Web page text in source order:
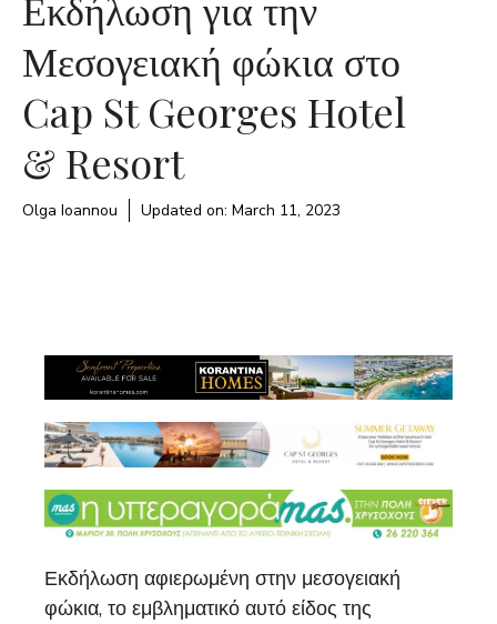
Μεσογειακή φώκια στο
Cap St Georges Hotel
& Resort
Olga Ioannou Updated on: March 11, 2023
Εκδήλωση αφιερωμένη στην μεσογειακή
φώκια, το εμβληματικό αυτό είδος της